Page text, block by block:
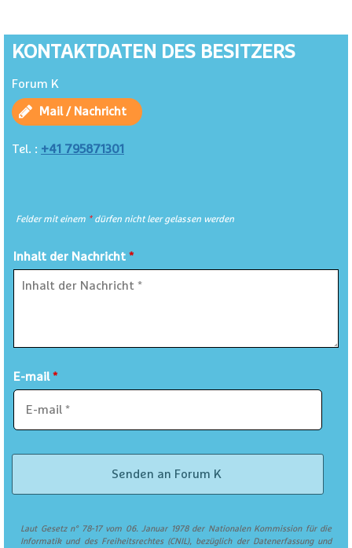
KONTAKTDATEN DES BESITZERS
Forum K
Mail / Nachricht
Tel. : +41 795871301
Felder mit einem *dürfen nicht leer gelassen werden
Inhalt der Nachricht *
E-mail*
Laut Gesetz n° 78-17 vom 06. Januar 1978 der Nationalen Kommission für die
Informatik und des Freiheitsrechtes (CNIL), bezüglich der Datenerfassung und